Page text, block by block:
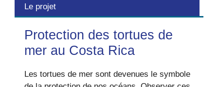
Le projet
Protection des tortues de
mer au Costa Rica
Les tortues de mer sont devenues le symbole